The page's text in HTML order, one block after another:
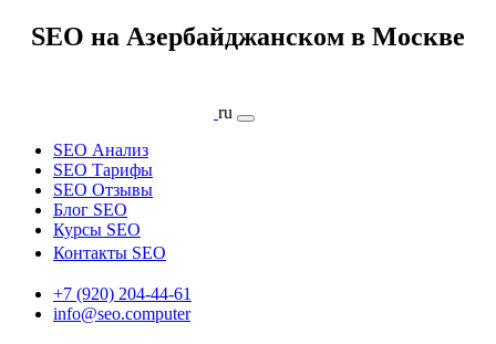
SEO на Азербайджанском в Москве
ru
SEO Анализ
SEO Тарифы
SEO Отзывы
Блог SEO
Курсы SEO
Контакты SEO
+7 (920) 204-44-61
info@seo.computer